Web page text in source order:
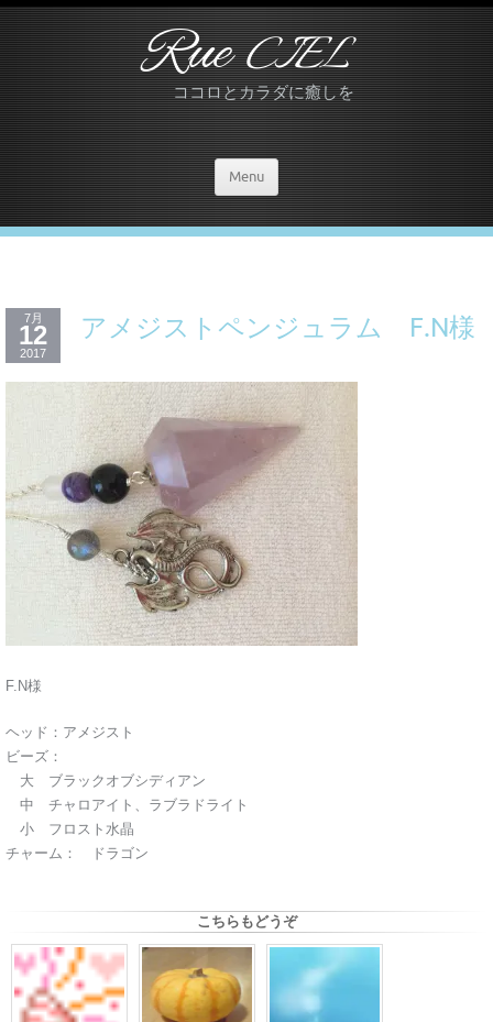
RueCIEL
ココロとカラダに癒しを
Menu
7月
12
2017
アメジストペンジュラム F.N様
F.N様
ヘッド：アメジスト
ビーズ：
大 ブラックオブシディアン
中 チャロアイト、ラブラドライト
小 フロスト水晶
チャーム： ドラゴン
こちらもどうぞ